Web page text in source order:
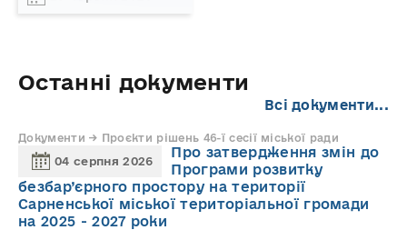
Останні документи
Всі документи...
Документи → Проєкти рішень 46-ї сесії міської ради
04 серпня 2026
Про затвердження змін до
Програми розвитку
безбар’єрного простору на території
Сарненської міської територіальної громади
на 2025 - 2027 роки